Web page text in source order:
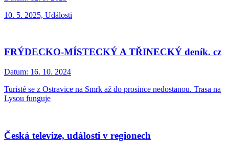
10. 5. 2025, Události
FRÝDECKO-MÍSTECKÝ A TŘINECKÝ deník. cz
Datum: 16. 10. 2024
Turisté se z Ostravice na Smrk až do prosince nedostanou. Trasa na
Lysou funguje
Česká televize, události v regionech